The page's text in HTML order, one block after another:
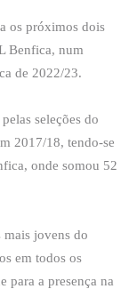
os próximos dois
Benfica, num
de 2022/23.
seleções do
2017/18, tendo-se
onde somou 52
mais jovens do
em todos os
para a presença na